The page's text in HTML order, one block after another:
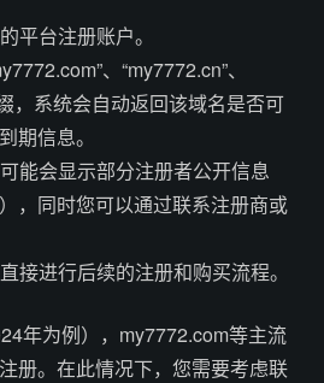
平台注册账户。
、“my7772.cn”、
，系统会自动返回该域名是否可
期信息。
能会显示部分注册者公开信息
，同时您可以通过联系注册商或
接进行后续的注册和购买流程。
年为例），my7772.com等主流
册。在此情况下，您需要考虑联